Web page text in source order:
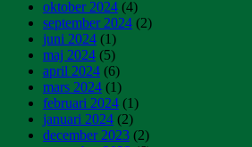
oktober 2024 (4)
september 2024 (2)
juni 2024 (1)
maj 2024 (5)
april 2024 (6)
mars 2024 (1)
februari 2024 (1)
januari 2024 (2)
december 2023 (2)